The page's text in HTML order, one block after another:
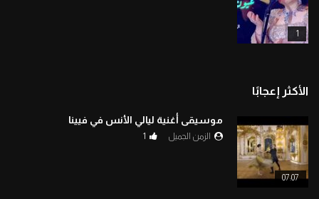
1
الأكثر إعجابًا
07:07
موسيقى أغنية ليالي الأنس في فيينا
الزمن الجميل 1